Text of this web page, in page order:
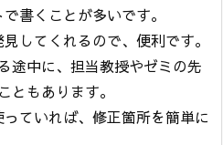
書くことが多いです。
してくれるので、便利です。
途中に、担当教授やゼミの先
ともあります。
ていれば、修正箇所を簡単に